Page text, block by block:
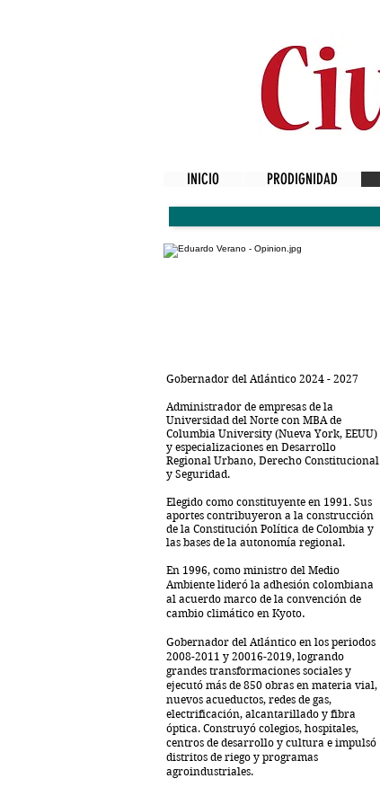
INICIO PRODIGNIDAD
Gobernador del Atlántico 2024 - 2027
Administrador de empresas de la
Universidad del Norte con MBA de
Columbia University (Nueva York, EEUU)
y especializaciones en Desarrollo
Regional Urbano, Derecho Constitucional
y Seguridad.
Elegido como constituyente en 1991. Sus
aportes contribuyeron a la construcción
de la Constitución Política de Colombia y
las bases de la autonomía regional.
En 1996, como ministro del Medio
Ambiente lideró la adhesión colombiana
al acuerdo marco de la convención de
cambio climático en Kyoto.
Gobernador del Atlántico en los periodos
2008-2011 y 20016-2019, logrando
grandes transformaciones sociales y
ejecutó más de 850 obras en materia vial,
nuevos acueductos, redes de gas,
electrificación, alcantarillado y fibra
óptica. Construyó colegios, hospitales,
centros de desarrollo y cultura e impulsó
distritos de riego y programas
agroindustriales.